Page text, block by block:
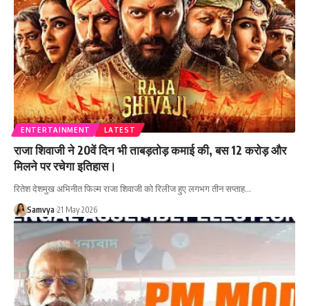
ENTERTAINMENT LATEST
राजा शिवाजी ने 20वें दिन भी ताबड़तोड़ कमाई की, बस 12 करोड़ और
मिलने पर रचेगा इतिहास।
रितेश देशमुख अभिनीत फिल्म राजा शिवाजी को रिलीज हुए लगभग तीन सप्ताह…
Samvya 21 May 2026